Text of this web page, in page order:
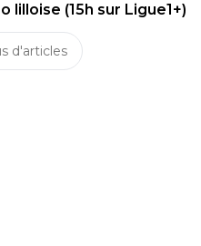
lilloise (15h sur Ligue1+)
d'articles